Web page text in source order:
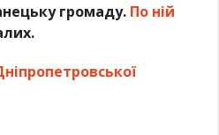
громаду. По ній